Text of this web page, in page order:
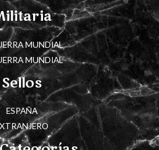
MUNDIAL
MUNDIAL
Sellos
ESPAÑA